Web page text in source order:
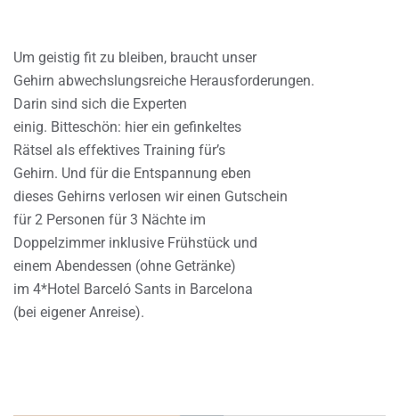
Um geistig fit zu bleiben, braucht unser
Gehirn abwechslungsreiche Herausforderungen.
Darin sind sich die Experten
einig. Bitteschön: hier ein gefinkeltes
Rätsel als effektives Training für’s
Gehirn. Und für die Entspannung eben
dieses Gehirns verlosen wir einen Gutschein
für 2 Personen für 3 Nächte im
Doppelzimmer inklusive Frühstück und
einem Abendessen (ohne Getränke)
im 4*Hotel Barceló Sants in Barcelona
(bei eigener Anreise).